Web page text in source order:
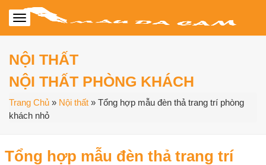
NỘI THẤT
NỘI THẤT PHÒNG KHÁCH
Trang Chủ » Nội thất » Tổng hợp mẫu đèn thả trang trí phòng
khách nhỏ
Tổng hợp mẫu đèn thả trang trí